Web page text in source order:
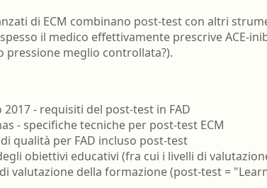
di ECM combinano post-test con altri
il medico effettivamente prescrive ACE-
pressione meglio controllata?).
- requisiti del post-test in FAD
- specifiche tecniche per post-test ECM
qualità per FAD incluso post-test
obiettivi educativi (fra cui i livelli di
valutazione della formazione (post-test =